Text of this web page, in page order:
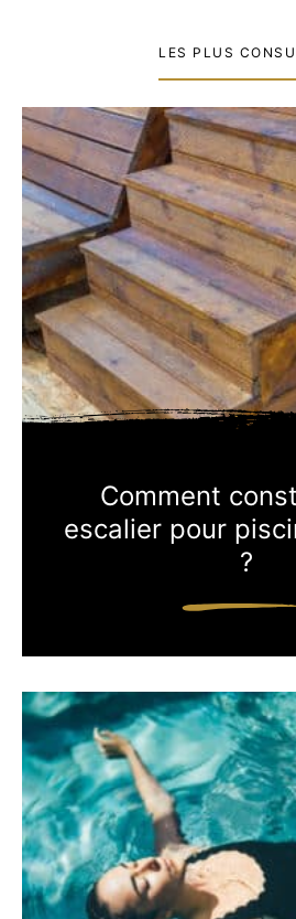
LES PLUS
Comment
escalier pour
?